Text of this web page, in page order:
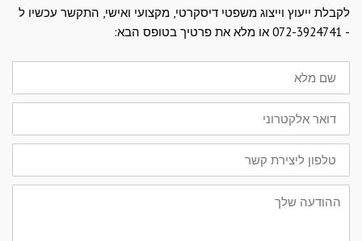
לקבלת ייעוץ וייצוג משפטי דיסקרטי, מקצועי ואישי, התקשר עכשיו ל
- 072-3924741 או מלא את פרטיך בטופס הבא:
שם
מלא
דואר
אלקטרוני
טלפון
ליצירת
קשר
ההודעה
שלך